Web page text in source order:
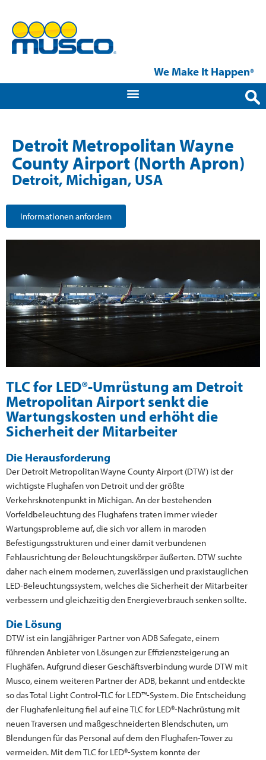
We Make It Happen®
Detroit Metropolitan Wayne
County Airport (North Apron)
Detroit, Michigan, USA
Informationen anfordern
TLC for LED®-Umrüstung am Detroit
Metropolitan Airport senkt die
Wartungskosten und erhöht die
Sicherheit der Mitarbeiter
Die Herausforderung
Der Detroit Metropolitan Wayne County Airport (DTW) ist der
wichtigste Flughafen von Detroit und der größte
Verkehrsknotenpunkt in Michigan. An der bestehenden
Vorfeldbeleuchtung des Flughafens traten immer wieder
Wartungsprobleme auf, die sich vor allem in maroden
Befestigungsstrukturen und einer damit verbundenen
Fehlausrichtung der Beleuchtungskörper äußerten. DTW suchte
daher nach einem modernen, zuverlässigen und praxistauglichen
LED-Beleuchtungssystem, welches die Sicherheit der Mitarbeiter
verbessern und gleichzeitig den Energieverbrauch senken sollte.
Die Lösung
DTW ist ein langjähriger Partner von ADB Safegate, einem
führenden Anbieter von Lösungen zur Effizienzsteigerung an
Flughäfen. Aufgrund dieser Geschäftsverbindung wurde DTW mit
Musco, einem weiteren Partner der ADB, bekannt und entdeckte
so das Total Light Control-TLC for LED™-System. Die Entscheidung
der Flughafenleitung fiel auf eine TLC for LED®-Nachrüstung mit
neuen Traversen und maßgeschneiderten Blendschuten, um
Blendungen für das Personal auf dem den Flughafen-Tower zu
vermeiden. Mit dem TLC for LED®-System konnte der